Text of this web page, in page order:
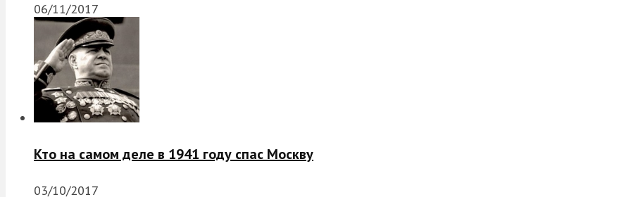
06/11/2017
Кто на самом деле в 1941 году спас Москву
03/10/2017